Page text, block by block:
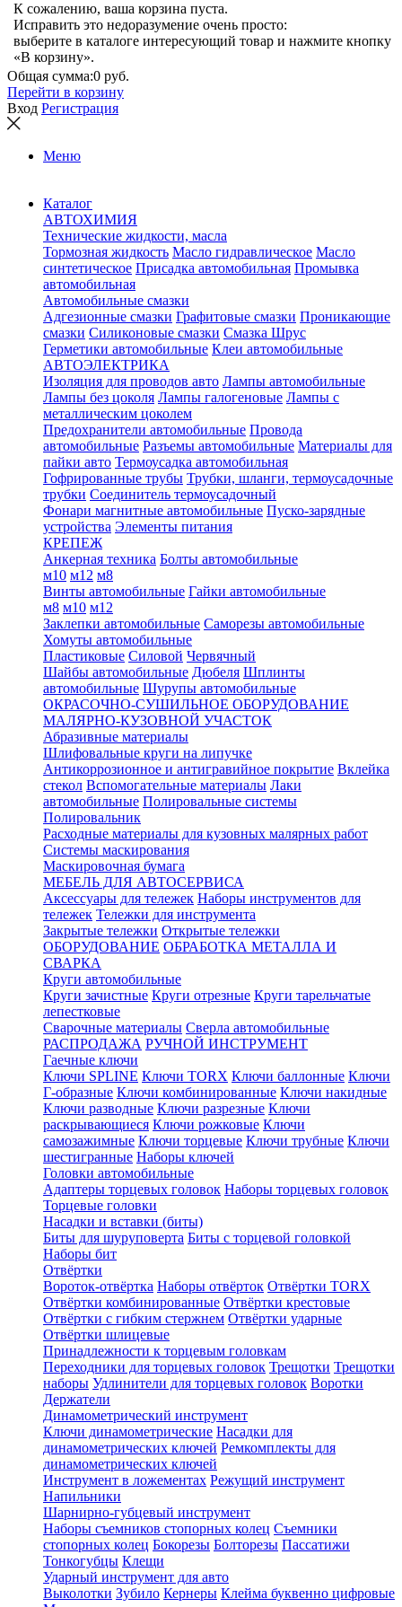
К сожалению, ваша корзина пуста.
Исправить это недоразумение очень просто:
выберите в каталоге интересующий товар и нажмите кнопку
«В корзину».
Общая сумма:0 руб.
Перейти в корзину
Вход Регистрация
Меню
Каталог
АВТОХИМИЯ
Технические жидкости, масла
Тормозная жидкость Масло гидравлическое Масло
синтетическое Присадка автомобильная Промывка
автомобильная
Автомобильные смазки
Адгезионные смазки Графитовые смазки Проникающие
смазки Силиконовые смазки Смазка Шрус
Герметики автомобильные Клеи автомобильные
АВТОЭЛЕКТРИКА
Изоляция для проводов авто Лампы автомобильные
Лампы без цоколя Лампы галогеновые Лампы с
металлическим цоколем
Предохранители автомобильные Провода
автомобильные Разъемы автомобильные Материалы для
пайки авто Термоусадка автомобильная
Гофрированные трубы Трубки, шланги, термоусадочные
трубки Соединитель термоусадочный
Фонари магнитные автомобильные Пуско-зарядные
устройства Элементы питания
КРЕПЕЖ
Анкерная техника Болты автомобильные
м10 м12 м8
Винты автомобильные Гайки автомобильные
м8 м10 м12
Заклепки автомобильные Саморезы автомобильные
Хомуты автомобильные
Пластиковые Силовой Червячный
Шайбы автомобильные Дюбеля Шплинты
автомобильные Шурупы автомобильные
ОКРАСОЧНО-СУШИЛЬНОЕ ОБОРУДОВАНИЕ
МАЛЯРНО-КУЗОВНОЙ УЧАСТОК
Абразивные материалы
Шлифовальные круги на липучке
Антикоррозионное и антигравийное покрытие Вклейка
стекол Вспомогательные материалы Лаки
автомобильные Полировальные системы
Полировальник
Расходные материалы для кузовных малярных работ
Системы маскирования
Маскировочная бумага
МЕБЕЛЬ ДЛЯ АВТОСЕРВИСА
Аксессуары для тележек Наборы инструментов для
тележек Тележки для инструмента
Закрытые тележки Открытые тележки
ОБОРУДОВАНИЕ ОБРАБОТКА МЕТАЛЛА И
СВАРКА
Круги автомобильные
Круги зачистные Круги отрезные Круги тарельчатые
лепестковые
Сварочные материалы Сверла автомобильные
РАСПРОДАЖА РУЧНОЙ ИНСТРУМЕНТ
Гаечные ключи
Ключи SPLINE Ключи TORX Ключи баллонные Ключи
Г-образные Ключи комбинированные Ключи накидные
Ключи разводные Ключи разрезные Ключи
раскрывающиеся Ключи рожковые Ключи
самозажимные Ключи торцевые Ключи трубные Ключи
шестигранные Наборы ключей
Головки автомобильные
Адаптеры торцевых головок Наборы торцевых головок
Торцевые головки
Насадки и вставки (биты)
Биты для шуруповерта Биты с торцевой головкой
Наборы бит
Отвёртки
Вороток-отвёртка Наборы отвёрток Отвёртки TORX
Отвёртки комбинированные Отвёртки крестовые
Отвёртки с гибким стержнем Отвёртки ударные
Отвёртки шлицевые
Принадлежности к торцевым головкам
Переходники для торцевых головок Трещотки Трещотки
наборы Удлинители для торцевых головок Воротки
Держатели
Динамометрический инструмент
Ключи динамометрические Насадки для
динамометрических ключей Ремкомплекты для
динамометрических ключей
Инструмент в ложементах Режущий инструмент
Напильники
Шарнирно-губцевый инструмент
Наборы съемников стопорных колец Съемники
стопорных колец Бокорезы Болторезы Пассатижи
Тонкогубцы Клещи
Ударный инструмент для авто
Выколотки Зубило Кернеры Клейма буквенно цифровые